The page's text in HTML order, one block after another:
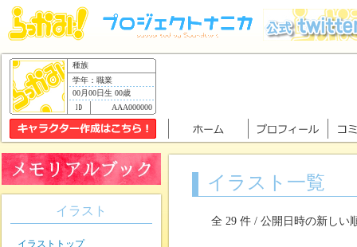
種族
学年：職業
00月00日生 00歳
AAA000000
イラスト一覧
全 29 件 / 公開日時の新しい
イラスト
イラストトップ